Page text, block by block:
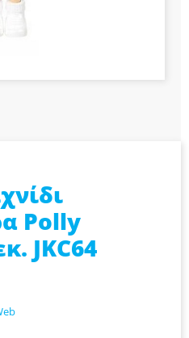
Polly
JKC64